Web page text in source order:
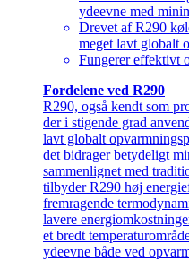
ydeevne med
Drevet af R290
meget lavt globalt
Fungerer effektivt
Fordelene ved R290
R290, også kendt som
der i stigende grad
lavt globalt
det bidrager betydeligt
sammenlignet med
tilbyder R290 høj
fremragende
lavere
et bredt
ydeevne både ved